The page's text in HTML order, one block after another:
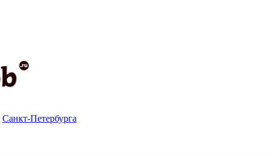
Санкт-Петербурга